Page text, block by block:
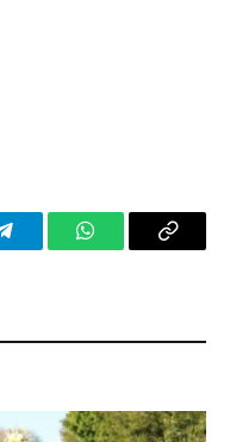
TelegramWhatsAppCopy